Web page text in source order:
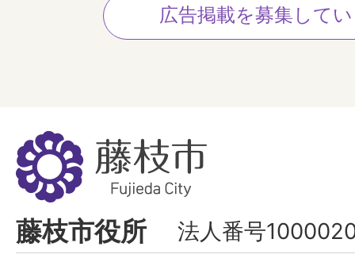
広告掲載を募集して
藤
枝
市
Fujieda
City
藤枝市役所 法人番号